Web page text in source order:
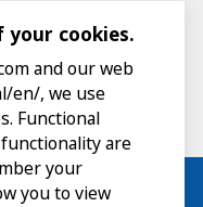
your cookies.
and our web
en/, we use
Functional
are
your
you to view